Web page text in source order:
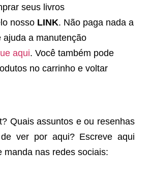
seus livros
nosso LINK. Não paga nada a
ajuda a manutenção
aqui. Você também pode
no carrinho e voltar
Quais assuntos e ou resenhas
ver por aqui? Escreve aqui
manda nas redes sociais: